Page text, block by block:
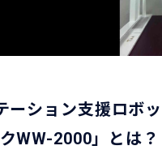
ーション支援ロボ
WW-2000」とは？